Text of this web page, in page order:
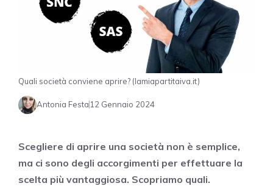
Quali società conviene aprire? (lamiapartitaiva.it)
Antonia Festa 12 Gennaio 2024
Scegliere di aprire una società non è semplice,
ma ci sono degli accorgimenti per effettuare la
scelta più vantaggiosa. Scopriamo quali.